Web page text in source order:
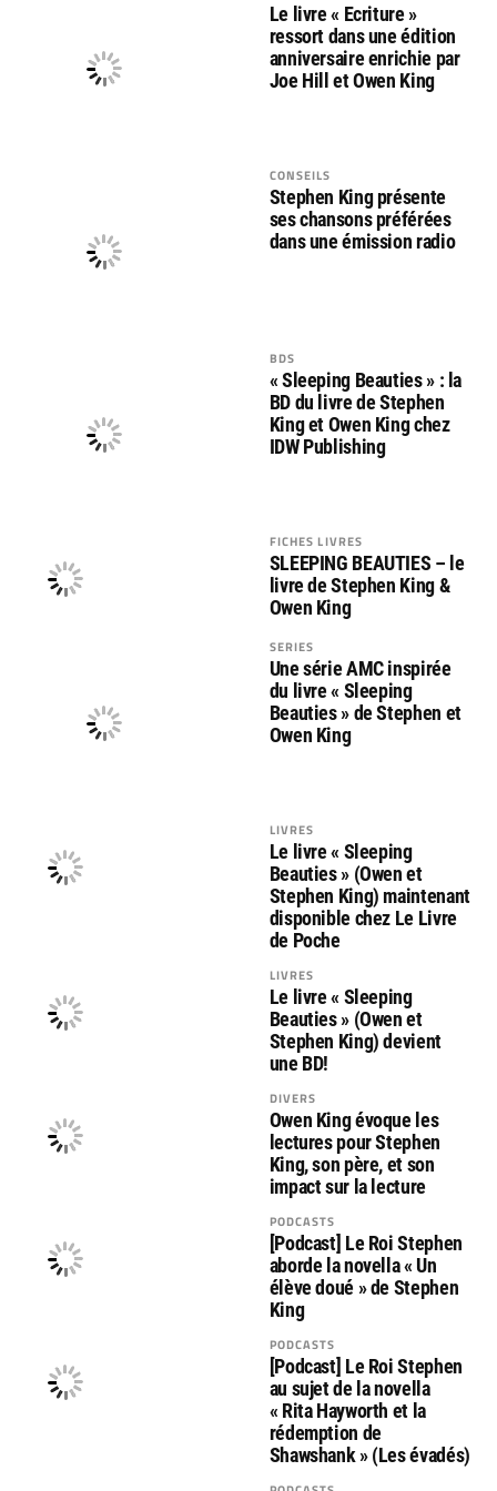
Le livre « Ecriture »
ressort dans une édition
anniversaire enrichie par
Joe Hill et Owen King
CONSEILS
Stephen King présente
ses chansons préférées
dans une émission radio
BDS
« Sleeping Beauties » : la
BD du livre de Stephen
King et Owen King chez
IDW Publishing
FICHES LIVRES
SLEEPING BEAUTIES – le
livre de Stephen King &
Owen King
SERIES
Une série AMC inspirée
du livre « Sleeping
Beauties » de Stephen et
Owen King
LIVRES
Le livre « Sleeping
Beauties » (Owen et
Stephen King) maintenant
disponible chez Le Livre
de Poche
LIVRES
Le livre « Sleeping
Beauties » (Owen et
Stephen King) devient
une BD!
DIVERS
Owen King évoque les
lectures pour Stephen
King, son père, et son
impact sur la lecture
PODCASTS
[Podcast] Le Roi Stephen
aborde la novella « Un
élève doué » de Stephen
King
PODCASTS
[Podcast] Le Roi Stephen
au sujet de la novella
« Rita Hayworth et la
rédemption de
Shawshank » (Les évadés)